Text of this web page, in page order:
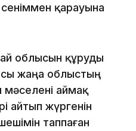
қарауына
облысын құруды
жаңа облыстың
аймақ
айтып жүргенін
таппаған